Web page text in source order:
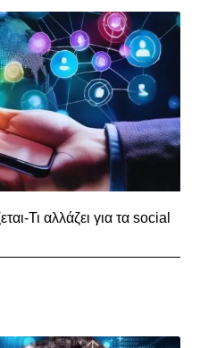
Τι αλλάζει για τα social